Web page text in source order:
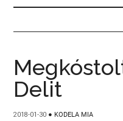
Delit
2018-01-30 ● KODELA MIA